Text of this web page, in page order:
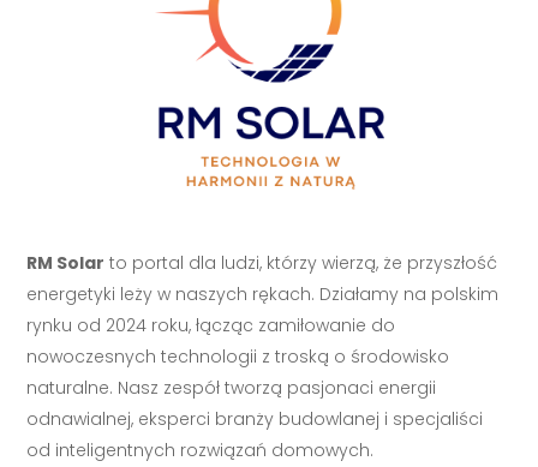
RM Solar to portal dla ludzi, którzy wierzą, że przyszłość
energetyki leży w naszych rękach. Działamy na polskim
rynku od 2024 roku, łącząc zamiłowanie do
nowoczesnych technologii z troską o środowisko
naturalne. Nasz zespół tworzą pasjonaci energii
odnawialnej, eksperci branży budowlanej i specjaliści
od inteligentnych rozwiązań domowych.